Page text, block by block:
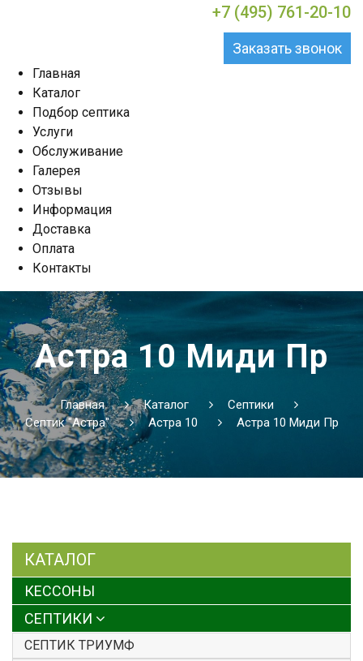
+7 (495) 761-20-10
Заказать звонок
Главная
Каталог
Подбор септика
Услуги
Обслуживание
Галерея
Отзывы
Информация
Доставка
Оплата
Контакты
Астра 10 Миди Пр
Главная Каталог
Септики
Септик "Астра"
Астра 10 Астра 10 Миди Пр
КАТАЛОГ
КЕССОНЫ
СЕПТИКИ
СЕПТИК ТРИУМФ